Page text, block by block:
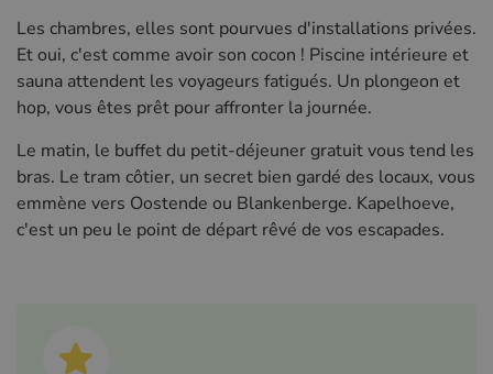
Les chambres, elles sont pourvues d'installations privées.
Et oui, c'est comme avoir son cocon ! Piscine intérieure et
sauna attendent les voyageurs fatigués. Un plongeon et
hop, vous êtes prêt pour affronter la journée.
Le matin, le buffet du petit-déjeuner gratuit vous tend les
bras. Le tram côtier, un secret bien gardé des locaux, vous
emmène vers Oostende ou Blankenberge. Kapelhoeve,
c'est un peu le point de départ rêvé de vos escapades.